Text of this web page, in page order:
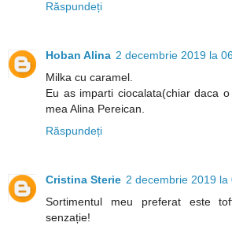
Răspundeți
Hoban Alina 2 decembrie 2019 la
Milka cu caramel.
Eu as imparti ciocalata(chiar daca
mea Alina Pereican.
Răspundeți
Cristina Sterie 2 decembrie 2019 la
Sortimentul meu preferat este
senzație!